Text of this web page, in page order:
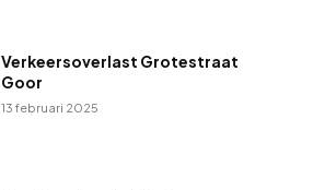
Verkeersoverlast Grotestraat
Goor
13 februari 2025